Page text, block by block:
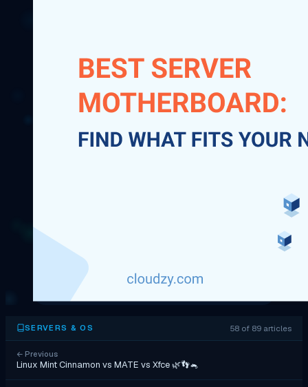
SERVERS & OS 58 of 89 articles
← Previous
Linux Mint Cinnamon vs MATE vs Xfce 🌿👣🐁